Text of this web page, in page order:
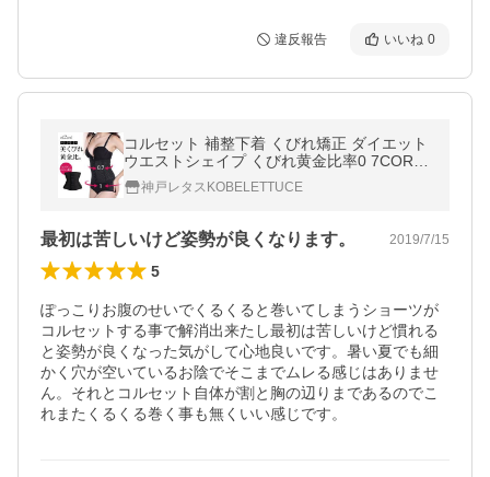
違反報告 いいね 0
コルセット 補整下着 くびれ矯正 ダイエット
ウエストシェイプ くびれ黄金比率0 7CORS
ET Y259
神戸レタスKOBELETTUCE
最初は苦しいけど姿勢が良くなります。 2019/7/15
5
ぽっこりお腹のせいでくるくると巻いてしまうショーツが
コルセットする事で解消出来たし最初は苦しいけど慣れる
と姿勢が良くなった気がして心地良いです。暑い夏でも細
かく穴が空いているお陰でそこまでムレる感じはありませ
ん。それとコルセット自体が割と胸の辺りまであるのでこ
れまたくるくる巻く事も無くいい感じです。